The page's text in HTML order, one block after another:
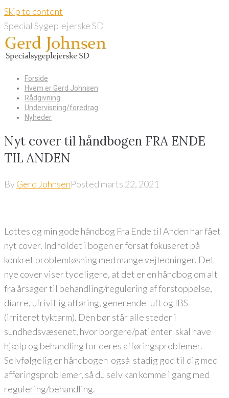
Skip to content
Special Sygeplejerske SD
Forside
Hvem er Gerd Johnsen
Rådgivning
Undervisning/foredrag
Nyheder
Nyt cover til håndbogen FRA ENDE
TIL ANDEN
ByGerd JohnsenPosted marts 22, 2021
Lottes og min gode håndbog Fra Ende til Anden har fået
nyt cover. Indholdet i bogen er forsat fokuseret på
konkret problemløsning med mange vejledninger. Det
nye cover viser tydeligere, at det er en håndbog om alt
fra årsager til behandling/regulering af forstoppelse,
diarre, ufrivillig afføring, generende luft og IBS
(irriteret tyktarm). Den bør står alle steder i
sundhedsvæsenet, hvor borgere/patienter skal have
hjælp og behandling for deres afføringsproblemer.
Selvfølgelig er håndbogen også stadig god til dig med
afføringsproblemer, så du selv kan komme i gang med
regulering/behandling.